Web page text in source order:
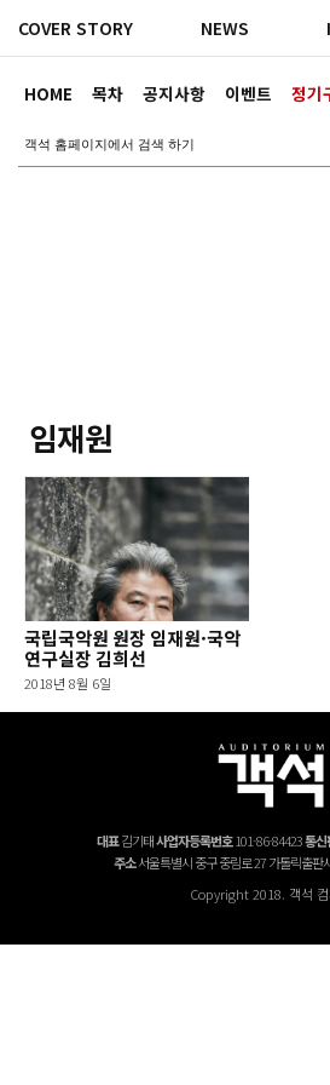
HOME 목차 공지사항 이벤트 정기
COVER STORY NEWS
임재원
국립국악원 원장 임재원·국악
연구실장 김희선
2018년 8월 6일
대표김기태사업자등록번호101-86-84423통신
주소서울특별시 중구 중림로 27 가톨릭출판
Copyright 2018. 객석 컴